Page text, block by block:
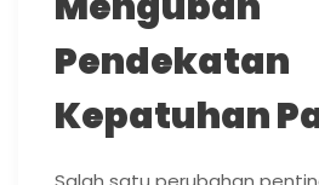
Pendekatan
Kepatuhan